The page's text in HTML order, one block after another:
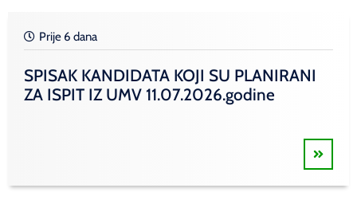
Prije 6 dana
SPISAK KANDIDATA KOJI SU PLANIRANI
ZA ISPIT IZ UMV 11.07.2026.godine